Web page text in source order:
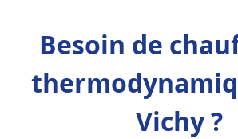
Besoin de
Vichy ?